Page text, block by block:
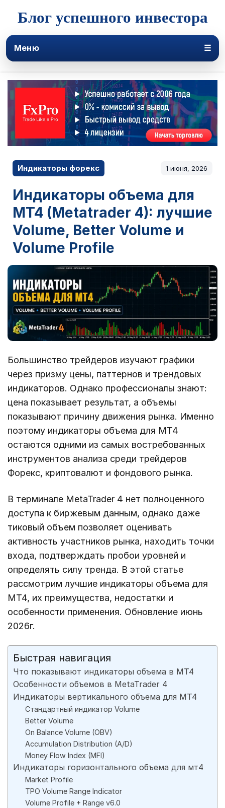
Блог успешного инвестора
Меню ☰
Индикаторы форекс 1 июня, 2026
Индикаторы объема для
MT4 (Metatrader 4): лучшие
Volume, Better Volume и
Volume Profile
Большинство трейдеров изучают графики
через призму цены, паттернов и трендовых
индикаторов. Однако профессионалы знают:
цена показывает результат, а объемы
показывают причину движения рынка. Именно
поэтому индикаторы объема для MT4
остаются одними из самых востребованных
инструментов анализа среди трейдеров
Форекс, криптовалют и фондового рынка.
В терминале MetaTrader 4 нет полноценного
доступа к биржевым данным, однако даже
тиковый объем позволяет оценивать
активность участников рынка, находить точки
входа, подтверждать пробои уровней и
определять силу тренда. В этой статье
рассмотрим лучшие индикаторы объема для
MT4, их преимущества, недостатки и
особенности применения. Обновление июнь
2026г.
Быстрая навигация
Что показывают индикаторы объема в MT4
Особенности объемов в MetaTrader 4
Индикаторы вертикального объема для MT4
Стандартный индикатор Volume
Better Volume
On Balance Volume (OBV)
Accumulation Distribution (A/D)
Money Flow Index (MFI)
Индикаторы горизонтального объема для мт4
Market Profile
TPO Volume Range Indicator
Volume Profile + Range v6.0